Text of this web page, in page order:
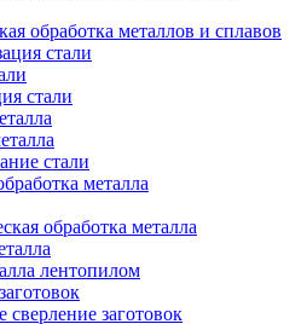
обработка металлов и сплавов
стали
стали
стали
металла
обработка металла
лентопилом
заготовок